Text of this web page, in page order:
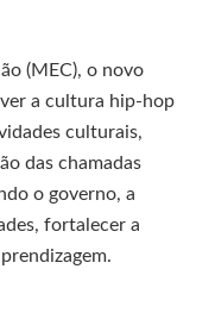
(MEC), o novo
a cultura hip-hop
culturais,
das chamadas
o governo, a
fortalecer a